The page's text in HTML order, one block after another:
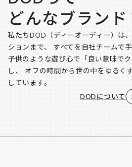
どんなブランド
私たちDOD（ディーオーディー）は
ションまで、
すべてを自社チームで
子供のような遊び心で「良い意味で
し、
オフの時間から世の中をゆるく
しています。
DODについて